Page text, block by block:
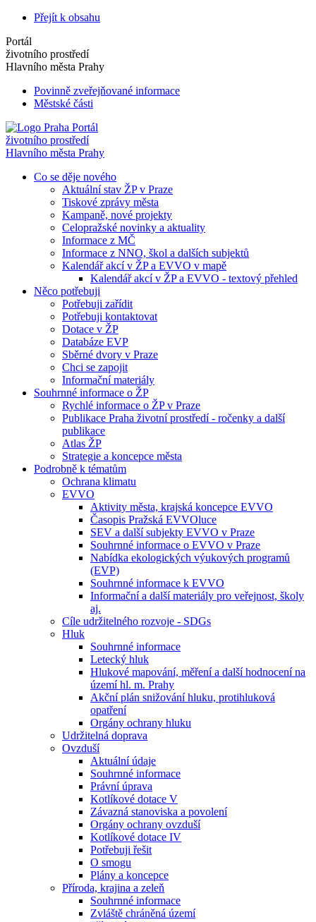
Přejít k obsahu
Portál
životního prostředí
Hlavního města Prahy
Povinně zveřejňované informace
Městské části
Portál
životního prostředí
Hlavního města Prahy
Co se děje nového
Aktuální stav ŽP v Praze
Tiskové zprávy města
Kampaně, nové projekty
Celopražské novinky a aktuality
Informace z MČ
Informace z NNO, škol a dalších subjektů
Kalendář akcí v ŽP a EVVO v mapě
Kalendář akcí v ŽP a EVVO - textový přehled
Něco potřebuji
Potřebuji zařídit
Potřebuji kontaktovat
Dotace v ŽP
Databáze EVP
Sběrné dvory v Praze
Chci se zapojit
Informační materiály
Souhrnné informace o ŽP
Rychlé informace o ŽP v Praze
Publikace Praha životní prostředí - ročenky a další
publikace
Atlas ŽP
Strategie a koncepce města
Podrobně k tématům
Ochrana klimatu
EVVO
Aktivity města, krajská koncepce EVVO
Časopis Pražská EVVOluce
SEV a další subjekty EVVO v Praze
Souhrnné informace o EVVO v Praze
Nabídka ekologických výukových programů
(EVP)
Souhrnné informace k EVVO
Informační a další materiály pro veřejnost, školy
aj.
Cíle udržitelného rozvoje - SDGs
Hluk
Souhrnné informace
Letecký hluk
Hlukové mapování, měření a další hodnocení na
území hl. m. Prahy
Akční plán snižování hluku, protihluková
opatření
Orgány ochrany hluku
Udržitelná doprava
Ovzduší
Aktuální údaje
Souhrnné informace
Právní úprava
Kotlíkové dotace V
Závazná stanoviska a povolení
Orgány ochrany ovzduší
Kotlíkové dotace IV
Potřebuji řešit
O smogu
Plány a koncepce
Příroda, krajina a zeleň
Souhrnné informace
Zvláště chráněná území